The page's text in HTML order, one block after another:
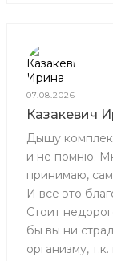
07.08.2026
Казакевич
Дышу
и не помню.
принимаю,
И все это
Стоит
бы вы ни
организму,